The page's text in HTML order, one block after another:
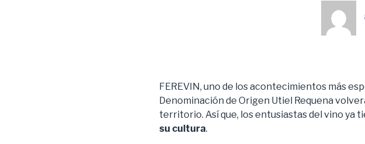
FEREVIN, uno de los acontecimientos más
Denominación de Origen Utiel Requena
territorio. Así que, los entusiastas del vino ya
su cultura.